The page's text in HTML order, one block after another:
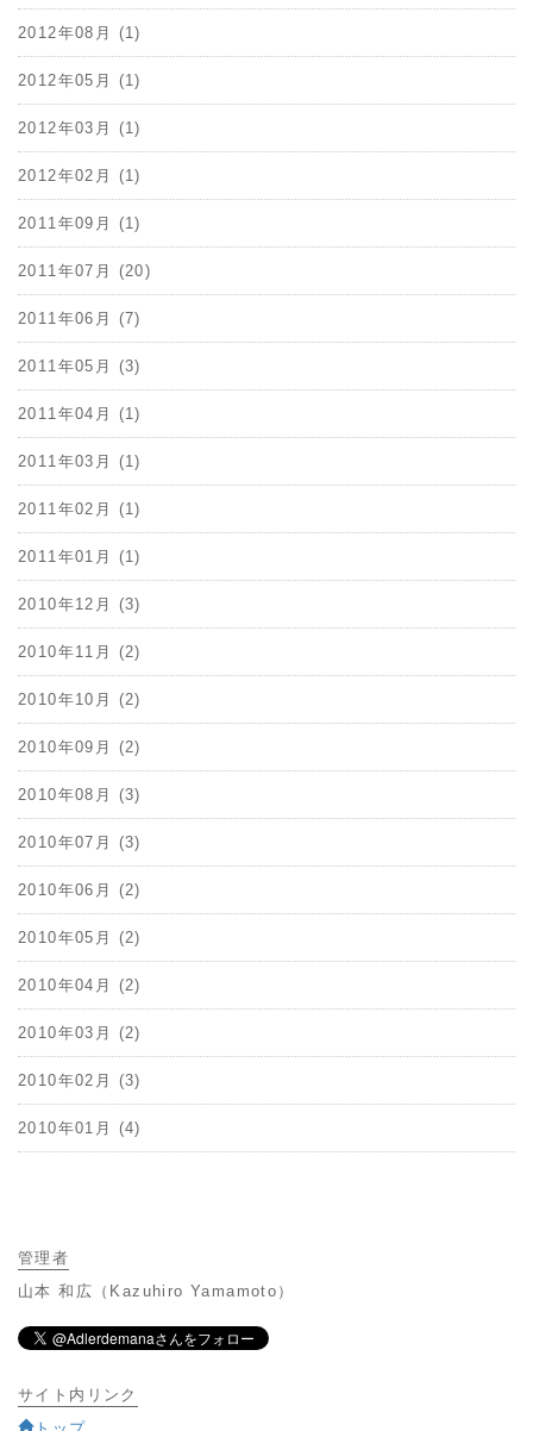
2012年08月 (1)
2012年05月 (1)
2012年03月 (1)
2012年02月 (1)
2011年09月 (1)
2011年07月 (20)
2011年06月 (7)
2011年05月 (3)
2011年04月 (1)
2011年03月 (1)
2011年02月 (1)
2011年01月 (1)
2010年12月 (3)
2010年11月 (2)
2010年10月 (2)
2010年09月 (2)
2010年08月 (3)
2010年07月 (3)
2010年06月 (2)
2010年05月 (2)
2010年04月 (2)
2010年03月 (2)
2010年02月 (3)
2010年01月 (4)
管理者
山本 和広（Kazuhiro Yamamoto）
サイト内リンク